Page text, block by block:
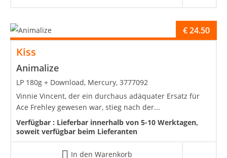
Kiss
Animalize
€24.50
LP 180g + Download, Mercury, 3777092
Vinnie Vincent, der ein durchaus adäquater Ersatz für
Ace Frehley gewesen war, stieg nach der...
Verfügbar : Lieferbar innerhalb von 5-10 Werktagen,
soweit verfügbar beim Lieferanten
In den Warenkorb